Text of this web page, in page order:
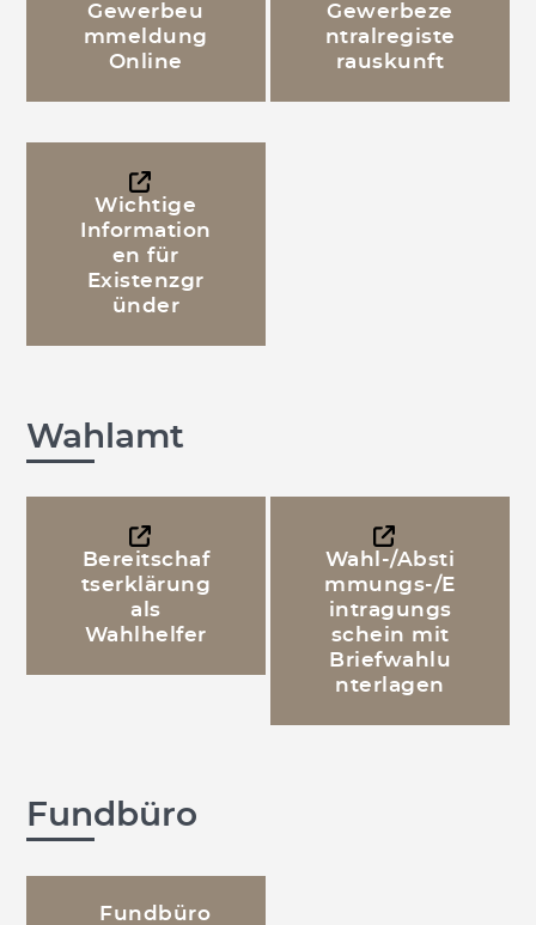
Gewerbeu
mmeldung
Online
Gewerbeze
ntralregiste
rauskunft
Wichtige
Information
en für
Existenzgr
ünder
Wahlamt
Bereitschaf
tserklärung
als
Wahlhelfer
Wahl-/Absti
mmungs-/E
intragungs
schein mit
Briefwahlu
nterlagen
Fundbüro
Fundbüro